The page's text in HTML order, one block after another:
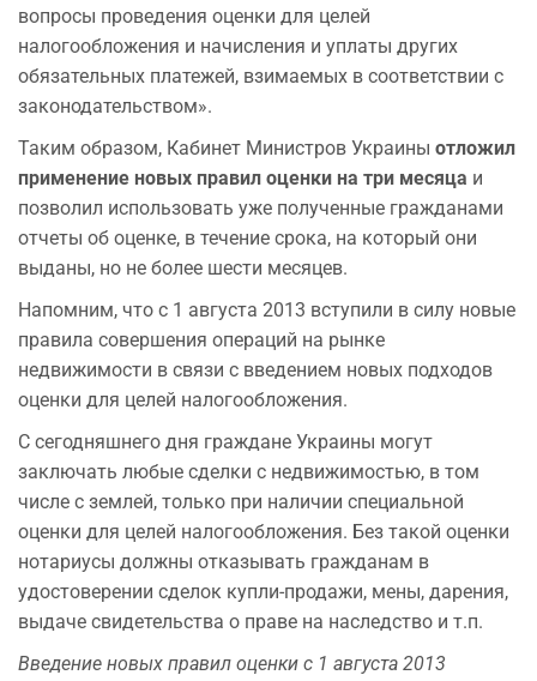
вопросы проведения оценки для целей
налогообложения и начисления и уплаты других
обязательных платежей, взимаемых в соответствии с
законодательством».
Таким образом, Кабинет Министров Украины отложил
применение новых правил оценки на три месяца и
позволил использовать уже полученные гражданами
отчеты об оценке, в течение срока, на который они
выданы, но не более шести месяцев.
Напомним, что с 1 августа 2013 вступили в силу новые
правила совершения операций на рынке
недвижимости в связи с введением новых подходов
оценки для целей налогообложения.
С сегодняшнего дня граждане Украины могут
заключать любые сделки с недвижимостью, в том
числе с землей, только при наличии специальной
оценки для целей налогообложения. Без такой оценки
нотариусы должны отказывать гражданам в
удостоверении сделок купли-продажи, мены, дарения,
выдаче свидетельства о праве на наследство и т.п.
Введение новых правил оценки с 1 августа 2013